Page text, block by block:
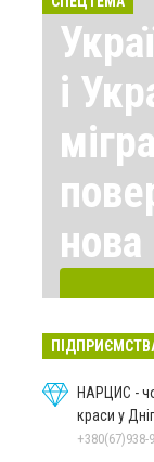
і
нова
НАРЦИС -
краси у
+380(67)938-